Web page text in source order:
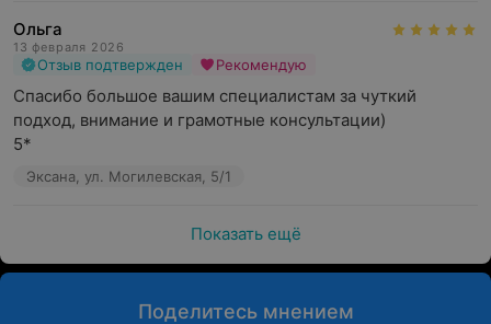
Ольга
13 февраля 2026
Отзыв подтвержден Рекомендую
Спасибо большое вашим специалистам за чуткий
подход, внимание и грамотные консультации)
5*
Эксана, ул. Могилевская, 5/1
Показать ещё
Поделитесь мнением